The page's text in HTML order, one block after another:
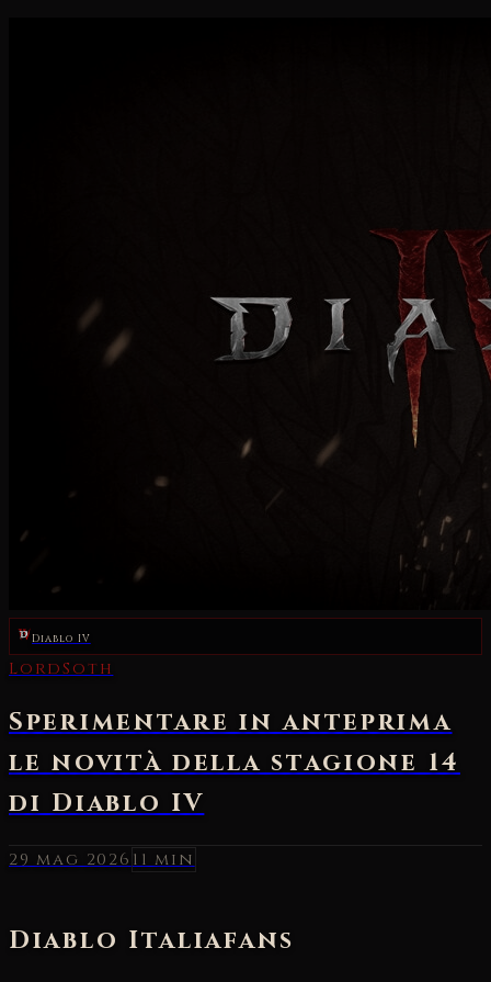
Diablo IV
29 mag 2026 11 min
Diablo Italiafans